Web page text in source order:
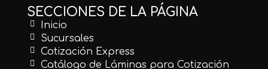
SECCIONES DE LA PÁGINA
Inicio
Sucursales
Cotización Express
Catálogo de Láminas para Cotización